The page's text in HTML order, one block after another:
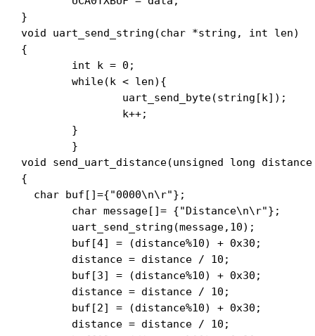
}
void uart_send_string(char *string, int len)
{
	while(k < len){
void send_uart_distance(unsigned long
{
  char buf[]={"0000\n\r"};